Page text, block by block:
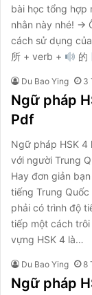
bài học tổng hợp
nhằn này nhé! →
cách sử dụng của
所 + verb +
的
Du Bao Ying 3
Ngữ pháp
Pdf
Ngữ pháp HSK 4
với người Trung
Hay đơn giản
tiếng Trung Quốc
phải có trình độ
tiếp một cách
vựng HSK 4 là…
Du Bao Ying 8
Ngữ pháp